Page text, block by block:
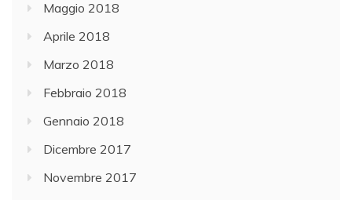
Maggio 2018
Aprile 2018
Marzo 2018
Febbraio 2018
Gennaio 2018
Dicembre 2017
Novembre 2017